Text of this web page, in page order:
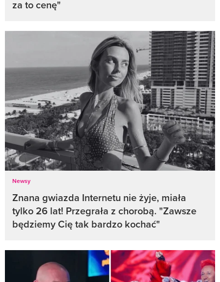
za to cenę"
Newsy
Znana gwiazda Internetu nie żyje, miała
tylko 26 lat! Przegrała z chorobą. "Zawsze
będziemy Cię tak bardzo kochać"